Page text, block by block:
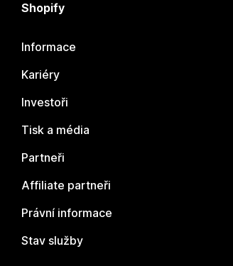
Shopify
Informace
Kariéry
Investoři
Tisk a média
Partneři
Affiliate partneři
Právní informace
Stav služby